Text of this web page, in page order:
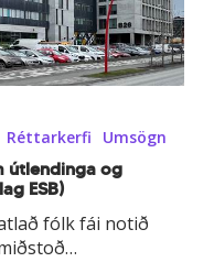
Réttarkerfi Umsögn
útlendinga og
ESB)
fólk fái notið